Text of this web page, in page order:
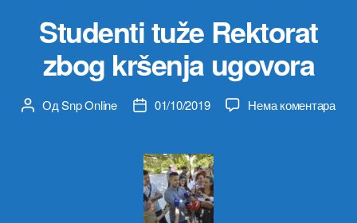
Studenti tuže Rektorat
zbog kršenja ugovora
Аутор
ОдSnp Online
Датум01/10/2019 Нема коментарана